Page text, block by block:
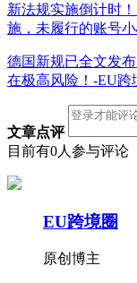
新法规实施倒计时
施，未履行的账号
德国新规已全文发
在极高风险！-EU跨
文章点评
目前有0人参与评论
EU跨境圈
原创博主